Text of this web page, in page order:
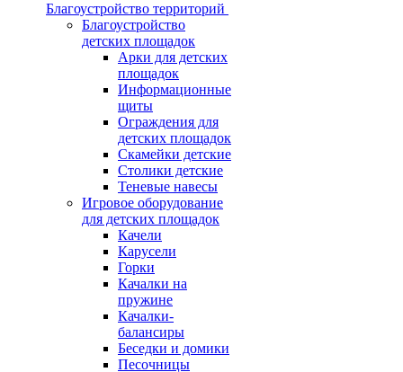
Благоустройство территорий
Благоустройство
детских площадок
Арки для детских
площадок
Информационные
щиты
Ограждения для
детских площадок
Скамейки детские
Столики детские
Теневые навесы
Игровое оборудование
для детских площадок
Качели
Карусели
Горки
Качалки на
пружине
Качалки-
балансиры
Беседки и домики
Песочницы